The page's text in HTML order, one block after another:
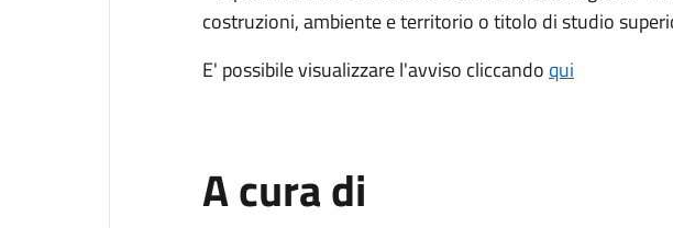
costruzioni, ambiente e territorio o titolo di studio
E' possibile visualizzare l'avviso cliccando qui
A cura di